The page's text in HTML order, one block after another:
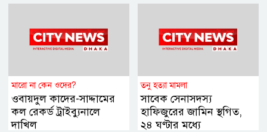
মারো না কেন ওদের?
ওবায়দুল কাদের-সাদ্দামের
কল রেকর্ড ট্রাইব্যুনালে
দাখিল
তনু হত্যা মামলা
সাবেক সেনাসদস্য
হাফিজুরের জামিন স্থগিত,
২৪ ঘণ্টার মধ্যে